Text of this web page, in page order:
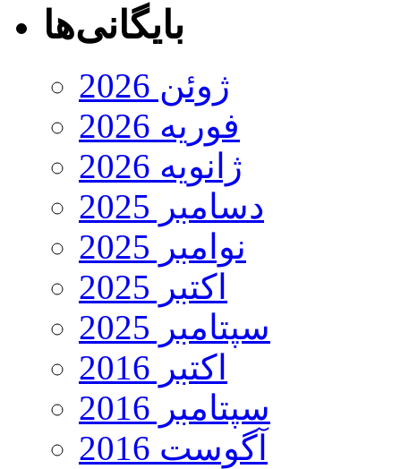
بایگانی‌ها
ژوئن 2026
فوریه 2026
ژانویه 2026
دسامبر 2025
نوامبر 2025
اکتبر 2025
سپتامبر 2025
اکتبر 2016
سپتامبر 2016
آگوست 2016